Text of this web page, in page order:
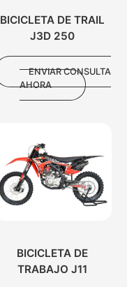
BICICLETA DE TRAIL
J3D 250
ENVIAR CONSULTA
AHORA
BICICLETA DE
TRABAJO J11